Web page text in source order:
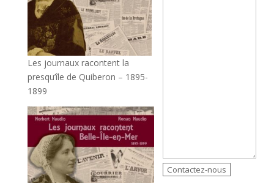
Les journaux racontent la
presqu’île de Quiberon – 1895-
1899
Contactez-nous